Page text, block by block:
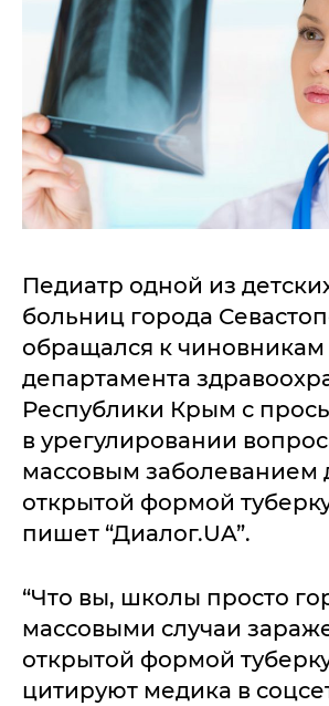
Педиатр одной из
больниц города
обращался к чиновникам
департамента
Республики Крым с
в урегулировании
массовым заболеванием
открытой формой
пишет “Диалог.UA”.
“Что вы, школы просто
массовыми случаи
открытой формой
цитируют медика в